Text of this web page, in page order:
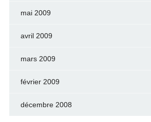
mai 2009
avril 2009
mars 2009
février 2009
décembre 2008